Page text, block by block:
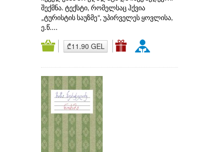
შექმნა. ტექსტი, რომელსაც ჰქვია
„ტურისტის საუზმე“, უპირველეს ყოვლისა,
ე.წ....
₾11.90 GEL